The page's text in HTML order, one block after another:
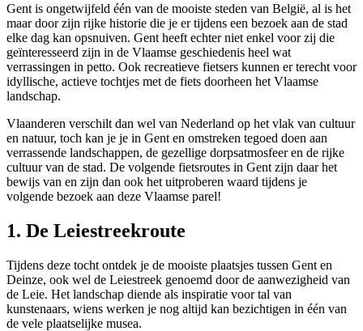
Gent is ongetwijfeld één van de mooiste steden van België, al is het
maar door zijn rijke historie die je er tijdens een bezoek aan de stad
elke dag kan opsnuiven. Gent heeft echter niet enkel voor zij die
geïnteresseerd zijn in de Vlaamse geschiedenis heel wat
verrassingen in petto. Ook recreatieve fietsers kunnen er terecht voor
idyllische, actieve tochtjes met de fiets doorheen het Vlaamse
landschap.
Vlaanderen verschilt dan wel van Nederland op het vlak van cultuur
en natuur, toch kan je je in Gent en omstreken tegoed doen aan
verrassende landschappen, de gezellige dorpsatmosfeer en de rijke
cultuur van de stad. De volgende fietsroutes in Gent zijn daar het
bewijs van en zijn dan ook het uitproberen waard tijdens je
volgende bezoek aan deze Vlaamse parel!
1. De Leiestreekroute
Tijdens deze tocht ontdek je de mooiste plaatsjes tussen Gent en
Deinze, ook wel de Leiestreek genoemd door de aanwezigheid van
de Leie. Het landschap diende als inspiratie voor tal van
kunstenaars, wiens werken je nog altijd kan bezichtigen in één van
de vele plaatselijke musea.